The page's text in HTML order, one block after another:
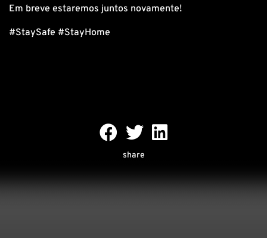
Em breve estaremos juntos novamente!
#StaySafe #StayHome
share